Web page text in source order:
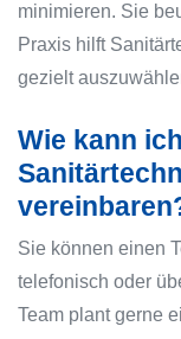
minimieren. Sie
Praxis hilft
gezielt
Wie kann
Sie können einen
telefonisch oder
Team plant gerne